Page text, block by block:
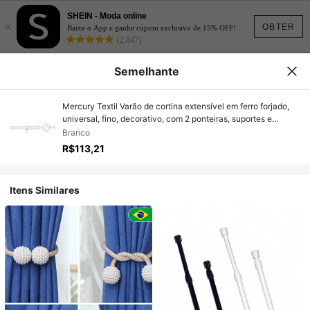
OBTER
×
SHEIN - Moda online
Baixe o App e ganhe cupom exclusivo de 15% OFF!
(2,847)
Semelhante
Mercury Textil Varão de cortina extensível em ferro forjado,
universal, fino, decorativo, com 2 ponteiras, suportes e
parafusos - trançado. ✅Entrega gratuita em 24/48h para
Espanha (Península)✅ Entrega rápida
Branco
R$113,21
Itens Similares